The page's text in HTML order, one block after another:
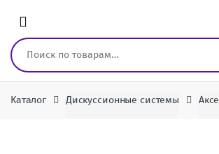
Искать:
Каталог Дискуссионные системы